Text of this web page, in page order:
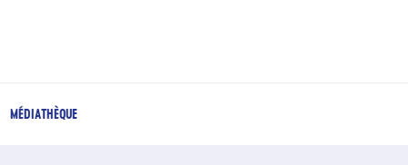
MÉDIATHÈQUE